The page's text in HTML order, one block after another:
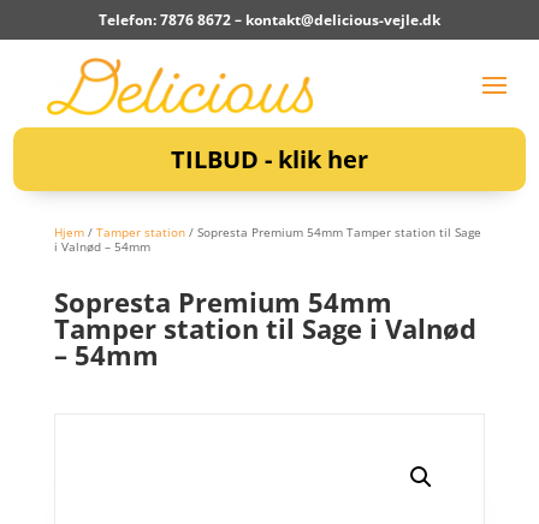
Telefon: 7876 8672 – kontakt@delicious-vejle.dk
TILBUD - klik her
Hjem/ Tamper station/ Sopresta Premium 54mm Tamper station til Sage
i Valnød – 54mm
Sopresta Premium 54mm
Tamper station til Sage i Valnød
– 54mm